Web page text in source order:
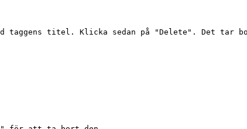
titel. Klicka sedan på "Delete". Det tar